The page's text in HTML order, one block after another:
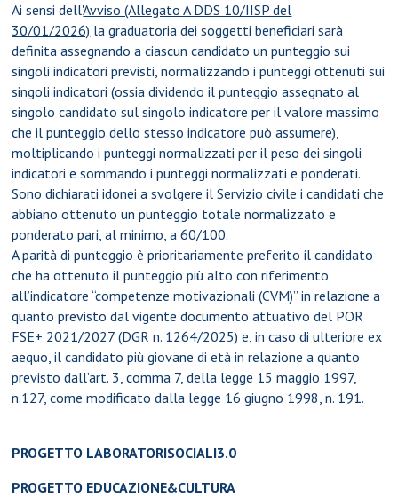
Ai sensi dell'Avviso (Allegato A DDS 10/IISP del
30/01/2026) la graduatoria dei soggetti beneficiari sarà
definita assegnando a ciascun candidato un punteggio sui
singoli indicatori previsti, normalizzando i punteggi ottenuti sui
singoli indicatori (ossia dividendo il punteggio assegnato al
singolo candidato sul singolo indicatore per il valore massimo
che il punteggio dello stesso indicatore può assumere),
moltiplicando i punteggi normalizzati per il peso dei singoli
indicatori e sommando i punteggi normalizzati e ponderati.
Sono dichiarati idonei a svolgere il Servizio civile i candidati che
abbiano ottenuto un punteggio totale normalizzato e
ponderato pari, al minimo, a 60/100.
A parità di punteggio è prioritariamente preferito il candidato
che ha ottenuto il punteggio più alto con riferimento
all’indicatore “competenze motivazionali (CVM)” in relazione a
quanto previsto dal vigente documento attuativo del POR
FSE+ 2021/2027 (DGR n. 1264/2025) e, in caso di ulteriore ex
aequo, il candidato più giovane di età in relazione a quanto
previsto dall’art. 3, comma 7, della legge 15 maggio 1997,
n.127, come modificato dalla legge 16 giugno 1998, n. 191.
PROGETTO LABORATORISOCIALI3.0
PROGETTO EDUCAZIONE&CULTURA